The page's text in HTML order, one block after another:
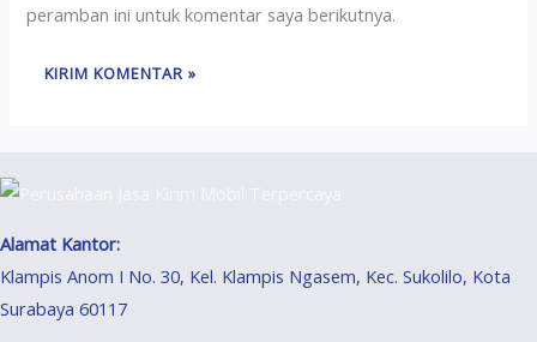
peramban ini untuk komentar saya berikutnya.
Alamat Kantor:
Klampis Anom I No. 30, Kel. Klampis Ngasem, Kec. Sukolilo, Kota
Surabaya 60117